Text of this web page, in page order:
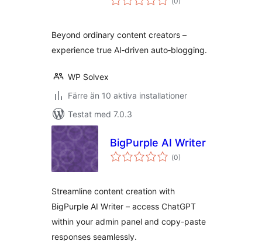
antal
Beyond ordinary content creators –
experience true AI‑driven auto‑blogging.
WP Solvex
Färre än 10 aktiva installationer
Testat med 7.0.3
BigPurple AI Writer
(Totalt
antal
0)
Streamline content creation with
BigPurple AI Writer – access ChatGPT
within your admin panel and copy-paste
responses seamlessly.